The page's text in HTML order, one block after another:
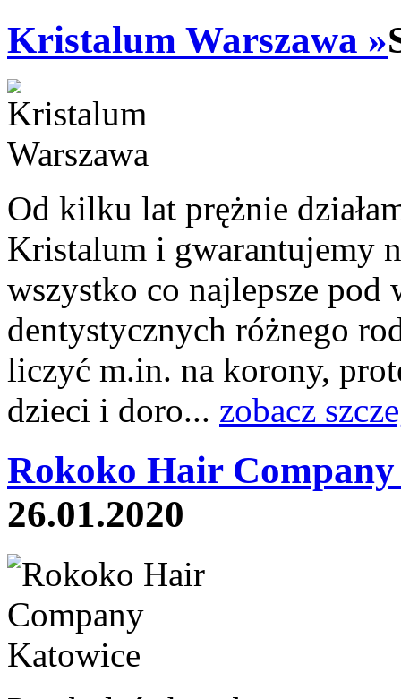
Kristalum Warszawa »
Od kilku lat prężnie
Kristalum i gwarantujemy
wszystko co najlepsze pod
dentystycznych różnego
liczyć m.in. na korony,
dzieci i doro... zobacz
Rokoko Hair
26.01.2020